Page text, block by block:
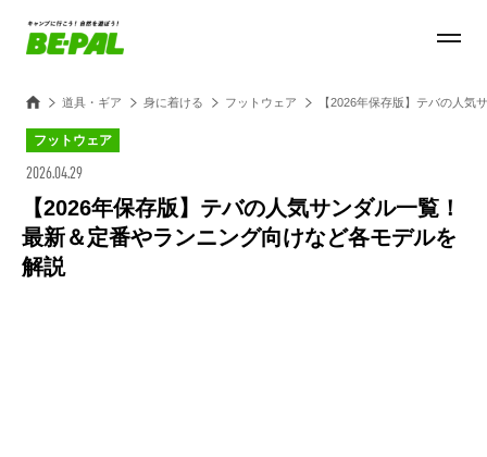
道具・ギア 身に着ける フットウェア 【2026年保存版】テバの人気
フットウェア
2026.04.29
【2026年保存版】テバの人気サンダル一覧！
最新＆定番やランニング向けなど各モデルを
解説